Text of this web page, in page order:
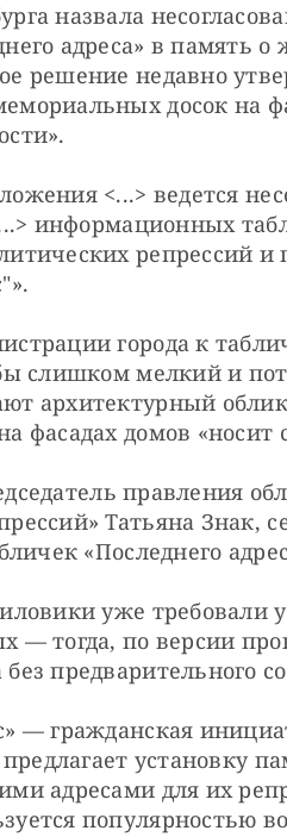
назвала
адреса» в память
решение недавно
досок на
<...> ведется
информационных
репрессий
города к
слишком мелкий и
архитектурный
фасадах домов «носит
правления
Татьяна Знак,
«Последнего
уже требовали
— тогда, по версии
предварительного
— гражданская
установку
адресами для их
популярностью